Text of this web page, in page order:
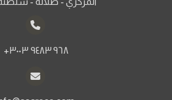
⁦+٩٦٨ ٩٤٨٣ ٣٠٠٣⁩